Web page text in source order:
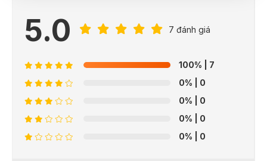
5.0 7 đánh giá
100% | 7
0% | 0
0% | 0
0% | 0
0% | 0